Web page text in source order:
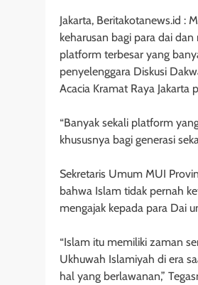
Jakarta, Beritakotanews.id :
keharusan bagi para dai
platform terbesar yang
penyelenggara Diskusi
Acacia Kramat Raya Jakarta
“Banyak sekali platform
khususnya bagi generasi
Sekretaris Umum MUI
bahwa Islam tidak pernah
mengajak kepada para Dai
“Islam itu memiliki zaman
Ukhuwah Islamiyah di era
hal yang berlawanan,”